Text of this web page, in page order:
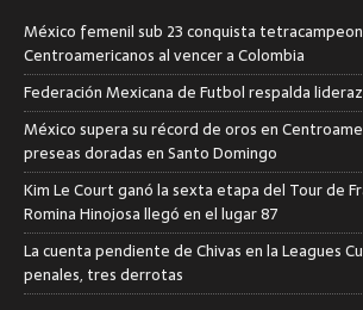
México femenil sub 23 conquista
Centroamericanos al vencer a Colombia
Federación Mexicana de Futbol respalda
México supera su récord de oros en
preseas doradas en Santo Domingo
Kim Le Court ganó la sexta etapa del Tour de
Romina Hinojosa llegó en el lugar 87
La cuenta pendiente de Chivas en la Leagues
penales, tres derrotas